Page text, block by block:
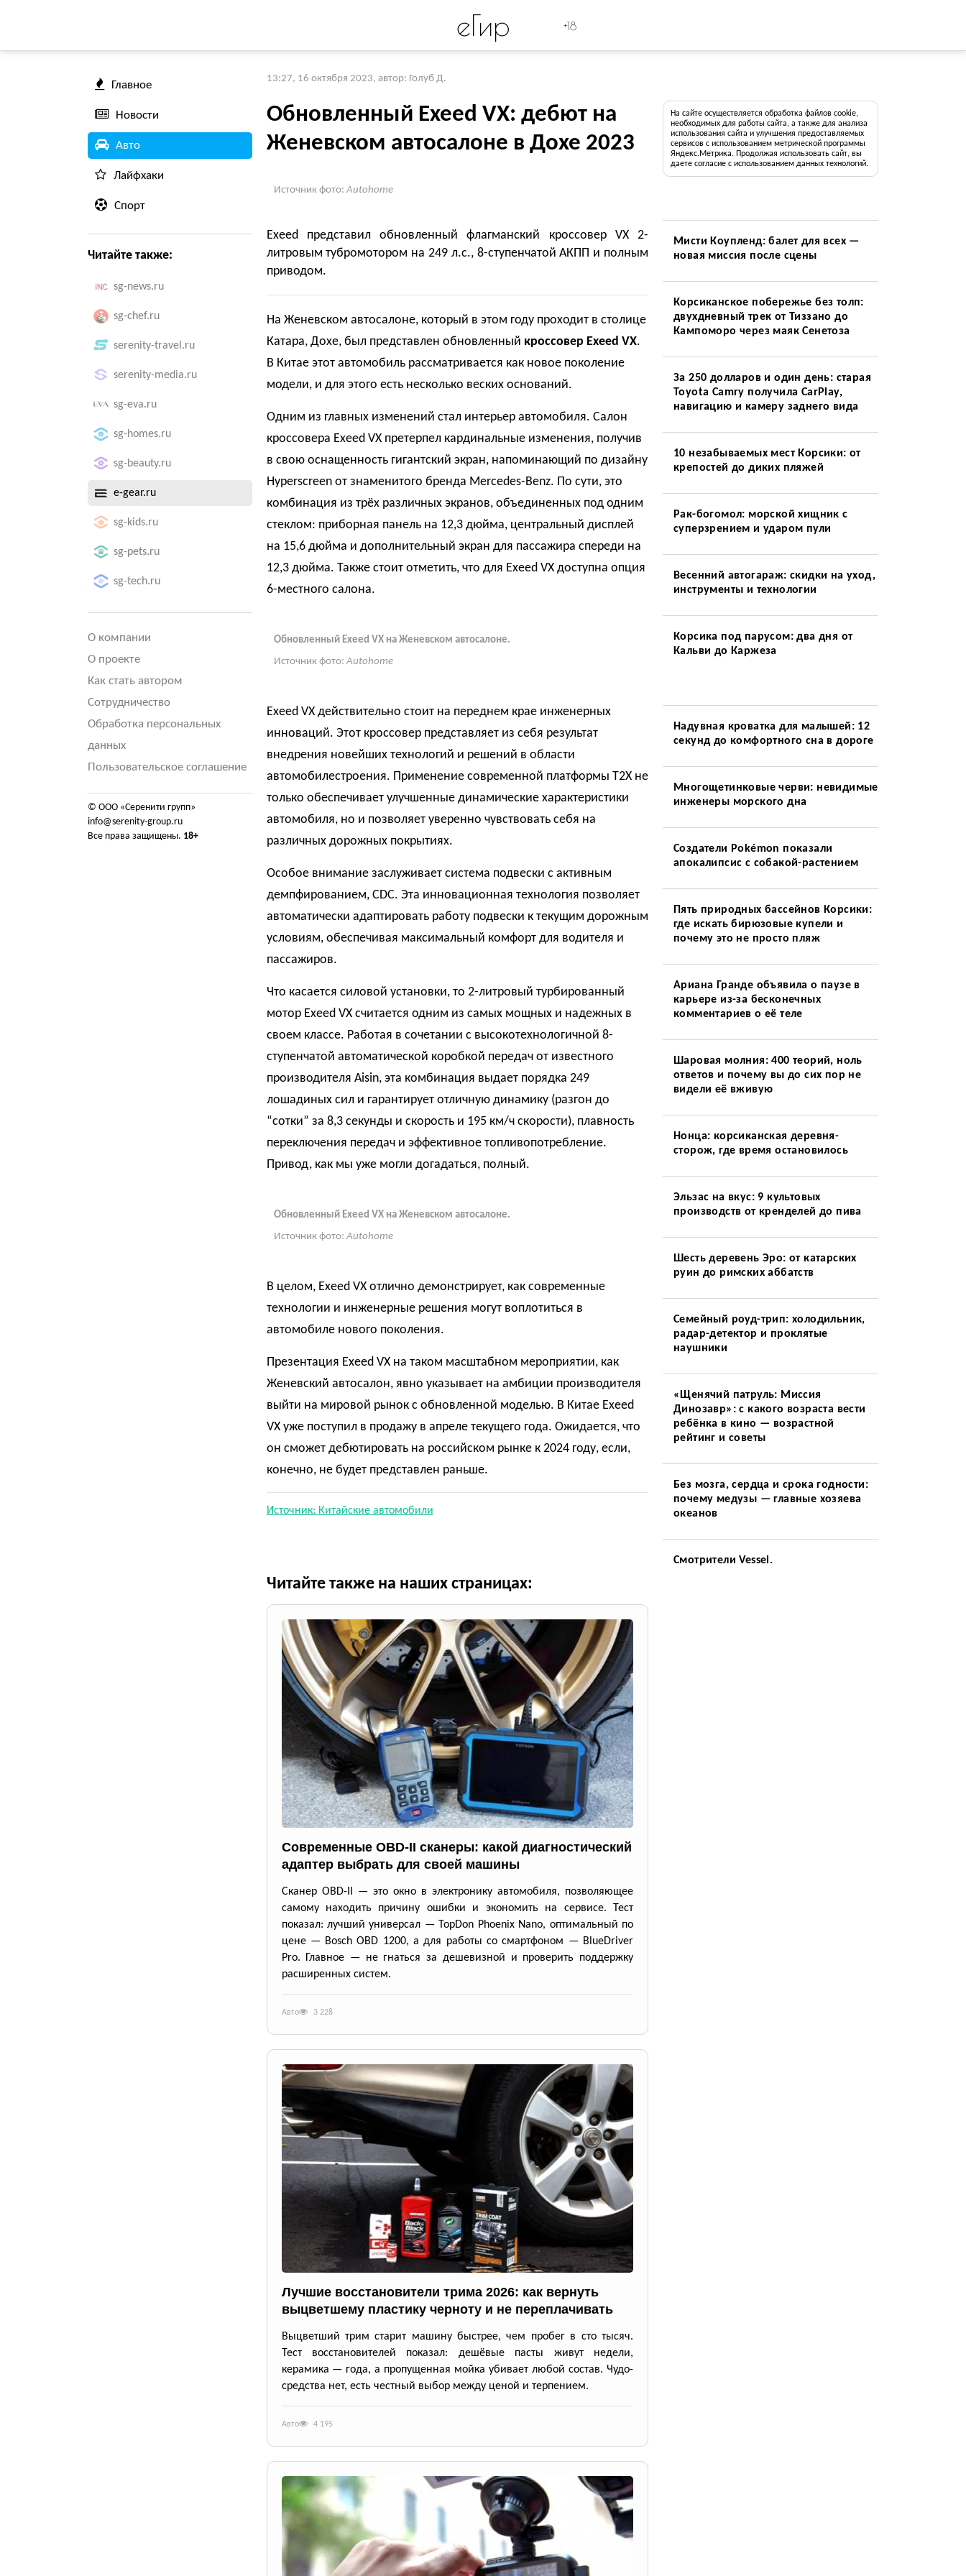
eГир +18
Главное
Новости
Авто
Лайфхаки
Спорт
Читайте также:
sg-news.ru
sg-chef.ru
serenity-travel.ru
serenity-media.ru
sg-eva.ru
sg-homes.ru
sg-beauty.ru
e-gear.ru
sg-kids.ru
sg-pets.ru
sg-tech.ru
О компании
О проекте
Как стать автором
Сотрудничество
Обработка персональных
данных
Пользовательское соглашение
© ООО «Серенити групп»
info@serenity-group.ru
Все права защищены. 18+
13:27, 16 октября 2023, автор: Голуб Д.
Обновленный Exeed VX: дебют на
Женевском автосалоне в Дохе 2023
Источник фото: Autohome
Exeed представил обновленный флагманский кроссовер VX 2-
литровым тубромотором на 249 л.с., 8-ступенчатой АКПП и полным
приводом.
На Женевском автосалоне, который в этом году проходит в столице
Катара, Дохе, был представлен обновленный кроссовер Exeed VX.
В Китае этот автомобиль рассматривается как новое поколение
модели, и для этого есть несколько веских оснований.
Одним из главных изменений стал интерьер автомобиля. Салон
кроссовера Exeed VX претерпел кардинальные изменения, получив
в свою оснащенность гигантский экран, напоминающий по дизайну
Hyperscreen от знаменитого бренда Mercedes-Benz. По сути, это
комбинация из трёх различных экранов, объединенных под одним
стеклом: приборная панель на 12,3 дюйма, центральный дисплей
на 15,6 дюйма и дополнительный экран для пассажира спереди на
12,3 дюйма. Также стоит отметить, что для Exeed VX доступна опция
6-местного салона.
Обновленный Exeed VX на Женевском автосалоне.
Источник фото: Autohome
Exeed VX действительно стоит на переднем крае инженерных
инноваций. Этот кроссовер представляет из себя результат
внедрения новейших технологий и решений в области
автомобилестроения. Применение современной платформы T2X не
только обеспечивает улучшенные динамические характеристики
автомобиля, но и позволяет уверенно чувствовать себя на
различных дорожных покрытиях.
Особое внимание заслуживает система подвески с активным
демпфированием, CDC. Эта инновационная технология позволяет
автоматически адаптировать работу подвески к текущим дорожным
условиям, обеспечивая максимальный комфорт для водителя и
пассажиров.
Что касается силовой установки, то 2-литровый турбированный
мотор Exeed VX считается одним из самых мощных и надежных в
своем классе. Работая в сочетании с высокотехнологичной 8-
ступенчатой автоматической коробкой передач от известного
производителя Aisin, эта комбинация выдает порядка 249
лошадиных сил и гарантирует отличную динамику (разгон до
“сотки” за 8,3 секунды и скорость и 195 км/ч скорости), плавность
переключения передач и эффективное топливопотребление.
Привод, как мы уже могли догадаться, полный.
Обновленный Exeed VX на Женевском автосалоне.
Источник фото: Autohome
В целом, Exeed VX отлично демонстрирует, как современные
технологии и инженерные решения могут воплотиться в
автомобиле нового поколения.
Презентация Exeed VX на таком масштабном мероприятии, как
Женевский автосалон, явно указывает на амбиции производителя
выйти на мировой рынок с обновленной моделью. В Китае Exeed
VX уже поступил в продажу в апреле текущего года. Ожидается, что
он сможет дебютировать на российском рынке к 2024 году, если,
конечно, не будет представлен раньше.
Источник: Китайские автомобили
Читайте также на наших страницах:
Современные OBD-II сканеры: какой диагностический
адаптер выбрать для своей машины
Сканер OBD-II — это окно в электронику автомобиля, позволяющее
самому находить причину ошибки и экономить на сервисе. Тест
показал: лучший универсал — TopDon Phoenix Nano, оптимальный по
цене — Bosch OBD 1200, а для работы со смартфоном — BlueDriver
Pro. Главное — не гнаться за дешевизной и проверить поддержку
расширенных систем.
Авто 3 228
Лучшие восстановители трима 2026: как вернуть
выцветшему пластику черноту и не переплачивать
Выцветший трим старит машину быстрее, чем пробег в сто тысяч.
Тест восстановителей показал: дешёвые пасты живут недели,
керамика — года, а пропущенная мойка убивает любой состав. Чудо-
средства нет, есть честный выбор между ценой и терпением.
Авто 4 195
На сайте осуществляется обработка файлов cookie,
необходимых для работы сайта, а также для анализа
использования сайта и улучшения предоставляемых
сервисов с использованием метрической программы
Яндекс.Метрика. Продолжая использовать сайт, вы
даете согласие с использованием данных технологий.
Мисти Коупленд: балет для всех —
новая миссия после сцены
Корсиканское побережье без толп:
двухдневный трек от Тиззано до
Кампоморо через маяк Сенетоза
За 250 долларов и один день: старая
Toyota Camry получила CarPlay,
навигацию и камеру заднего вида
10 незабываемых мест Корсики: от
крепостей до диких пляжей
Рак-богомол: морской хищник с
суперзрением и ударом пули
Весенний автогараж: скидки на уход,
инструменты и технологии
Корсика под парусом: два дня от
Кальви до Каржеза
Надувная кроватка для малышей: 12
секунд до комфортного сна в дороге
Многощетинковые черви: невидимые
инженеры морского дна
Создатели Pokémon показали
апокалипсис с собакой-растением
Пять природных бассейнов Корсики:
где искать бирюзовые купели и
почему это не просто пляж
Ариана Гранде объявила о паузе в
карьере из-за бесконечных
комментариев о её теле
Шаровая молния: 400 теорий, ноль
ответов и почему вы до сих пор не
видели её вживую
Нонца: корсиканская деревня-
сторож, где время остановилось
Эльзас на вкус: 9 культовых
производств от кренделей до пива
Шесть деревень Эро: от катарских
руин до римских аббатств
Семейный роуд-трип: холодильник,
радар-детектор и проклятые
наушники
«Щенячий патруль: Миссия
Динозавр»: с какого возраста вести
ребёнка в кино — возрастной
рейтинг и советы
Без мозга, сердца и срока годности:
почему медузы — главные хозяева
океанов
Смотрители Vessel.